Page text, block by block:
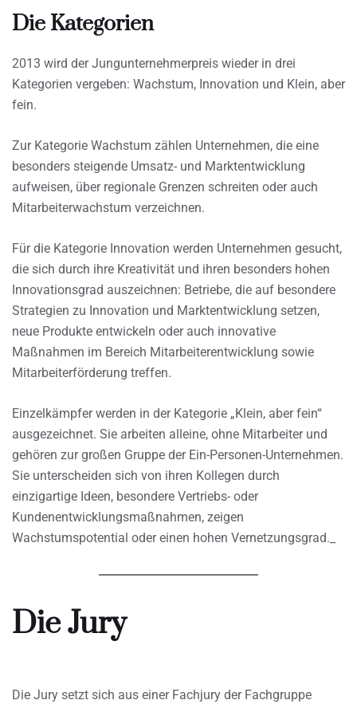
Die Kategorien
2013 wird der Jungunternehmerpreis wieder in drei
Kategorien vergeben: Wachstum, Innovation und Klein, aber
fein.
Zur Kategorie Wachstum zählen Unternehmen, die eine
besonders steigende Umsatz- und Marktentwicklung
aufweisen, über regionale Grenzen schreiten oder auch
Mitarbeiterwachstum verzeichnen.
Für die Kategorie Innovation werden Unternehmen gesucht,
die sich durch ihre Kreativität und ihren besonders hohen
Innovationsgrad auszeichnen: Betriebe, die auf besondere
Strategien zu Innovation und Marktentwicklung setzen,
neue Produkte entwickeln oder auch innovative
Maßnahmen im Bereich Mitarbeiterentwicklung sowie
Mitarbeiterförderung treffen.
Einzelkämpfer werden in der Kategorie „Klein, aber fein“
ausgezeichnet. Sie arbeiten alleine, ohne Mitarbeiter und
gehören zur großen Gruppe der Ein-Personen-Unternehmen.
Sie unterscheiden sich von ihren Kollegen durch
einzigartige Ideen, besondere Vertriebs- oder
Kundenentwicklungsmaßnahmen, zeigen
Wachstumspotential oder einen hohen Vernetzungsgrad._
Die Jury
Die Jury setzt sich aus einer Fachjury der Fachgruppe